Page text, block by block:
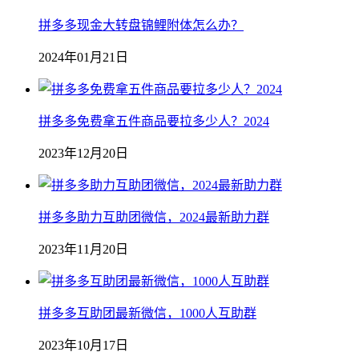
拼多多现金大转盘锦鲤附体怎么办？
2024年01月21日
拼多多免费拿五件商品要拉多少人？2024
2023年12月20日
拼多多助力互助团微信，2024最新助力群
2023年11月20日
拼多多互助团最新微信，1000人互助群
2023年10月17日